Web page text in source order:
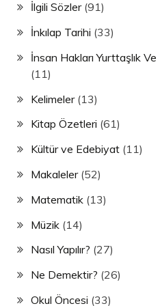
İlgili Sözler(91)
İnkılap Tarihi (33)
İnsan Hakları Yurttaşlık
(11)
Kelimeler(13)
Kitap Özetleri (61)
Kültür ve Edebiyat(11)
Makaleler(52)
Matematik(13)
Müzik(14)
Nasıl Yapılır? (27)
Ne Demektir? (26)
Okul Öncesi (33)